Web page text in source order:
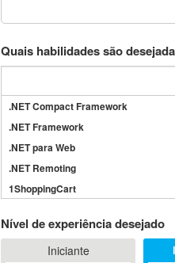
Quais habilidades são
.NET Compact Framework
.NET Framework
.NET para Web
.NET Remoting
1ShoppingCart
3GSM
4D Dimension
Nível de experiência desejado
Iniciante